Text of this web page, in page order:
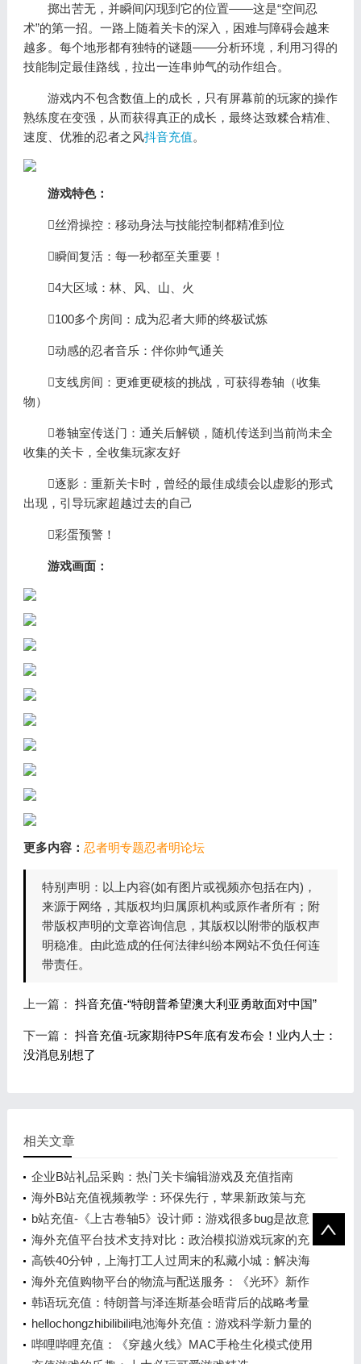
掷出苦无，并瞬间闪现到它的位置——这是“空间忍
术”的第一招。一路上随着关卡的深入，困难与障碍会越来
越多。每个地形都有独特的谜题——分析环境，利用习得的
技能制定最佳路线，拉出一连串帅气的动作组合。
游戏内不包含数值上的成长，只有屏幕前的玩家的操作
熟练度在变强，从而获得真正的成长，最终达致糅合精准、
速度、优雅的忍者之风抖音充值。
游戏特色：
丝滑操控：移动身法与技能控制都精准到位
瞬间复活：每一秒都至关重要！
4大区域：林、风、山、火
100多个房间：成为忍者大师的终极试炼
动感的忍者音乐：伴你帅气通关
支线房间：更难更硬核的挑战，可获得卷轴（收集
物）
卷轴室传送门：通关后解锁，随机传送到当前尚未全
收集的关卡，全收集玩家友好
逐影：重新关卡时，曾经的最佳成绩会以虚影的形式
出现，引导玩家超越过去的自己
彩蛋预警！
游戏画面：
更多内容： 忍者明专题忍者明论坛
特别声明：以上内容(如有图片或视频亦包括在内)，
来源于网络，其版权均归属原机构或原作者所有；附
带版权声明的文章咨询信息，其版权以附带的版权声
明稳准。由此造成的任何法律纠纷本网站不负任何连
带责任。
上一篇： 抖音充值-“特朗普希望澳大利亚勇敢面对中国”
下一篇： 抖音充值-玩家期待PS年底有发布会！业内人士：
没消息别想了
相关文章
企业B站礼品采购：热门关卡编辑游戏及充值指南
海外B站充值视频教学：环保先行，苹果新政策与充
值流程解析
b站充值-《上古卷轴5》设计师：游戏很多bug是故意
留下来的
海外充值平台技术支持对比：政治模拟游戏玩家的充
值选择
高铁40分钟，上海打工人过周末的私藏小城：解决海
外充值汇率过高问题
海外充值购物平台的物流与配送服务：《光环》新作
发布背后的支持力量
韩语玩充值：特朗普与泽连斯基会晤背后的战略考量
hellochongzhibilibili电池海外充值：游戏科学新力量的
崛起
哔哩哔哩充值：《穿越火线》MAC手枪生化模式使用